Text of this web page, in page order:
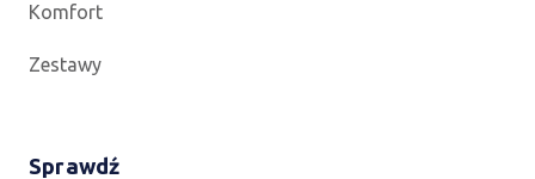
Komfort
Zestawy
Sprawdź